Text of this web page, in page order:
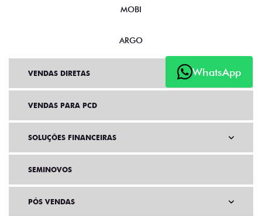
WhatsApp
MOBI
ARGO
VENDAS DIRETAS
VENDAS PARA PCD
SOLUÇÕES FINANCEIRAS
SEMINOVOS
PÓS VENDAS